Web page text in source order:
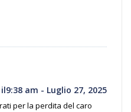
am - Luglio 27, 2025
per la perdita del caro